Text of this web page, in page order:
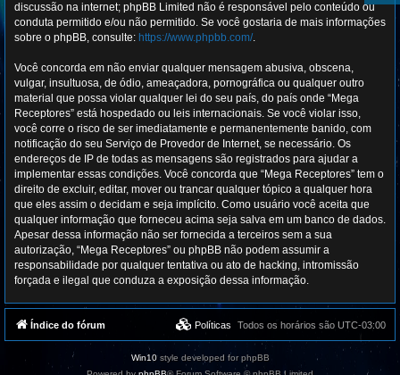
discussão na internet; phpBB Limited não é responsável pelo conteúdo ou
conduta permitido e/ou não permitido. Se você gostaria de mais informações
sobre o phpBB, consulte: https://www.phpbb.com/.
Você concorda em não enviar qualquer mensagem abusiva, obscena,
vulgar, insultuosa, de ódio, ameaçadora, pornográfica ou qualquer outro
material que possa violar qualquer lei do seu país, do país onde “Mega
Receptores” está hospedado ou leis internacionais. Se você violar isso,
você corre o risco de ser imediatamente e permanentemente banido, com
notificação do seu Serviço de Provedor de Internet, se necessário. Os
endereços de IP de todas as mensagens são registrados para ajudar a
implementar essas condições. Você concorda que “Mega Receptores” tem o
direito de excluir, editar, mover ou trancar qualquer tópico a qualquer hora
que eles assim o decidam e seja implícito. Como usuário você aceita que
qualquer informação que forneceu acima seja salva em um banco de dados.
Apesar dessa informação não ser fornecida a terceiros sem a sua
autorização, “Mega Receptores” ou phpBB não podem assumir a
responsabilidade por qualquer tentativa ou ato de hacking, intromissão
forçada e ilegal que conduza a exposição dessa informação.
Índice do fórum Todos os horários são UTC-03:00
Políticas
Win10style developed for phpBB